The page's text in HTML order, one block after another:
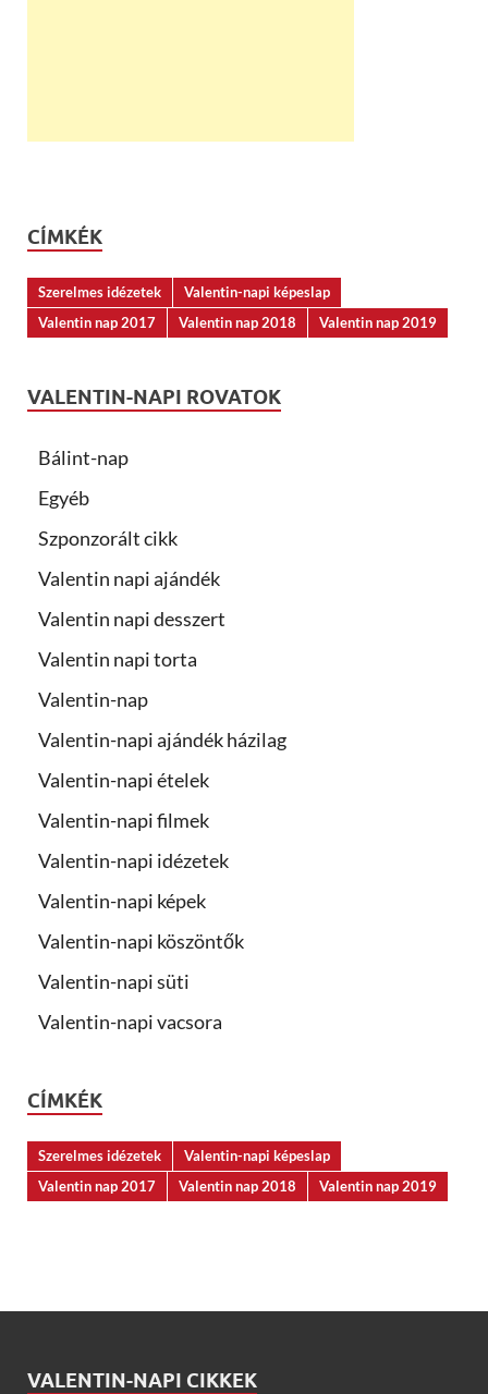
CÍMKÉK
Szerelmes idézetek
Valentin-napi képeslap
Valentin nap 2017
Valentin nap 2018 Valentin nap 2019
VALENTIN-NAPI ROVATOK
Bálint-nap
Egyéb
Szponzorált cikk
Valentin napi ajándék
Valentin napi desszert
Valentin napi torta
Valentin-nap
Valentin-napi ajándék házilag
Valentin-napi ételek
Valentin-napi filmek
Valentin-napi idézetek
Valentin-napi képek
Valentin-napi köszöntők
Valentin-napi süti
Valentin-napi vacsora
CÍMKÉK
Szerelmes idézetek
Valentin-napi képeslap
Valentin nap 2017
Valentin nap 2018 Valentin nap 2019
VALENTIN-NAPI CIKKEK